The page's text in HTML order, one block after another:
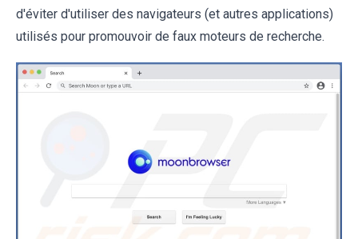
d'éviter d'utiliser des navigateurs (et autres applications)
utilisés pour promouvoir de faux moteurs de recherche.